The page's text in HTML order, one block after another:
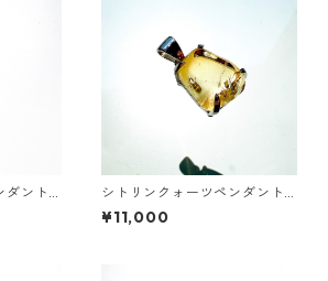
ダント
シトリンクォーツペンダント
トップ②
¥11,000